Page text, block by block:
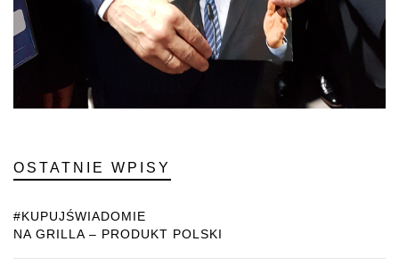
OSTATNIE WPISY
#KUPUJŚWIADOMIE
NA GRILLA – PRODUKT POLSKI